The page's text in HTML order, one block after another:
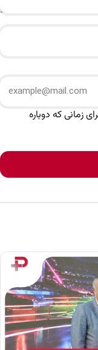
زمانی که دوباره